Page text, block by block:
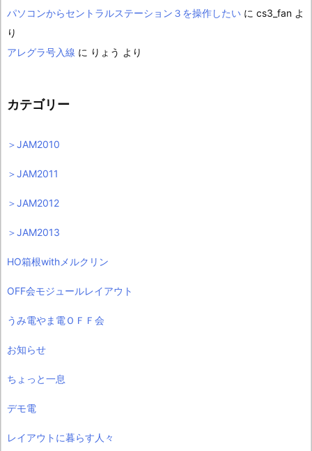
パソコンからセントラルステーション３を操作したい に cs3_fan よ
り
アレグラ号入線 に りょう より
カテゴリー
＞JAM2010
＞JAM2011
＞JAM2012
＞JAM2013
HO箱根withメルクリン
OFF会モジュールレイアウト
うみ電やま電ＯＦＦ会
お知らせ
ちょっと一息
デモ電
レイアウトに暮らす人々